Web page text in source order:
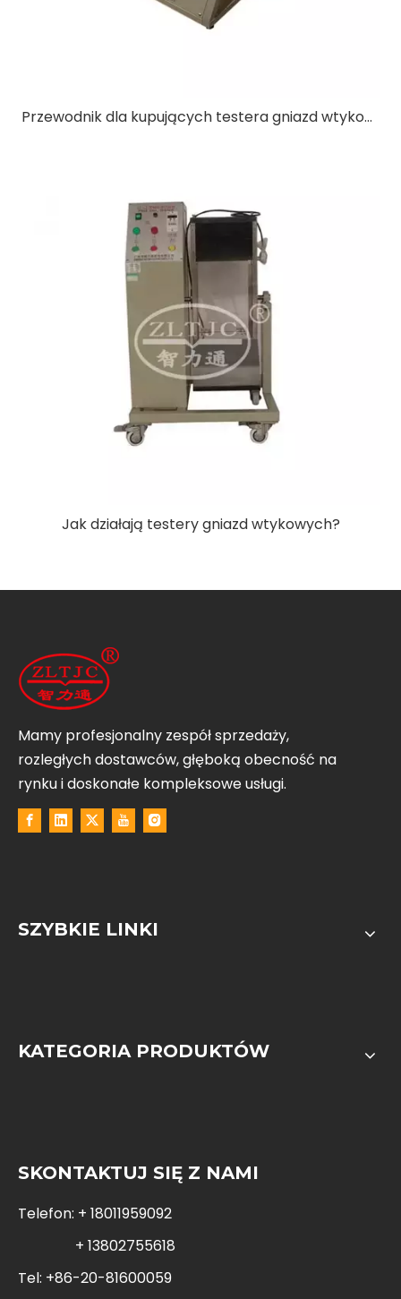
Przewodnik dla kupujących testera gniazd wtykowych
Jak działają testery gniazd wtykowych?
Mamy profesjonalny zespół sprzedaży,
rozległych dostawców, głęboką obecność na
rynku i doskonałe kompleksowe usługi.
SZYBKIE LINKI
KATEGORIA PRODUKTÓW
SKONTAKTUJ SIĘ Z NAMI
Telefon: + 18011959092
+ 13802755618
Tel: +86-20-81600059